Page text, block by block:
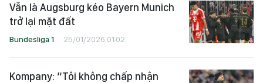
Vẫn là Augsburg kéo Bayern Munich
trở lại mặt đất
Bundesliga 1 25/01/2026 01:02
Kompany: “Tôi không chấp nhận